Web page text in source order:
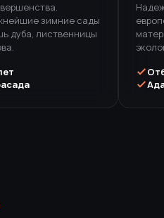
зимние сады
дуба, лиственницы